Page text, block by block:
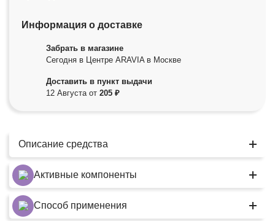
Информация о доставке
Забрать в магазине
Сегодня в Центре ARAVIA в Москве
Доставить в пункт выдачи
12 Августа от 205 ₽
Описание средства
Активные компоненты
Способ применения